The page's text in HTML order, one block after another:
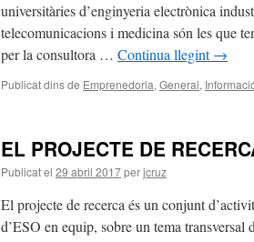
universitàries d’enginyeria electrònica
telecomunicacions i medicina són les que
per la consultora … Continua llegint→
Publicat dins de Emprenedoria, General,
EL PROJECTE DE
Publicat el 29 abril 2017perjcruz
El projecte de recerca és un conjunt
d’ESO en equip, sobre un tema